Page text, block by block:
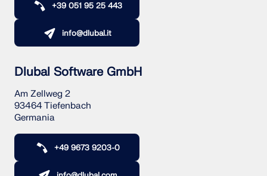
+39 051 95 25 443
info@dlubal.it
Dlubal Software GmbH
Am Zellweg 2
93464 Tiefenbach
Germania
+49 9673 9203-0